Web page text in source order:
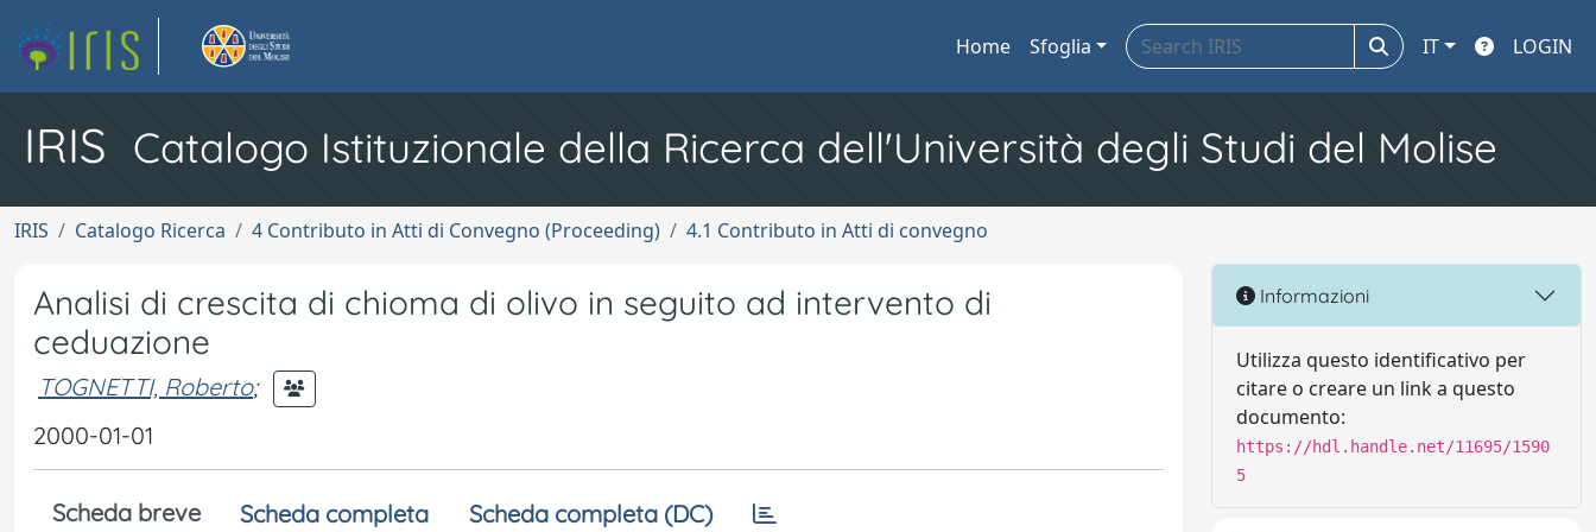
Home Sfoglia IT LOGIN
IRIS Catalogo Istituzionale della Ricerca dell'Università degli Studi del Molise
IRIS Catalogo Ricerca 4 Contributo in Atti di Convegno (Proceeding) 4.1 Contributo in Atti di convegno
Analisi di crescita di chioma di olivo in seguito ad intervento di
ceduazione
TOGNETTI, Roberto;
2000-01-01
Scheda breve Scheda completa Scheda completa (DC)
Informazioni
Utilizza questo identificativo per
citare o creare un link a questo
documento:
https://hdl.handle.net/11695/1590
5